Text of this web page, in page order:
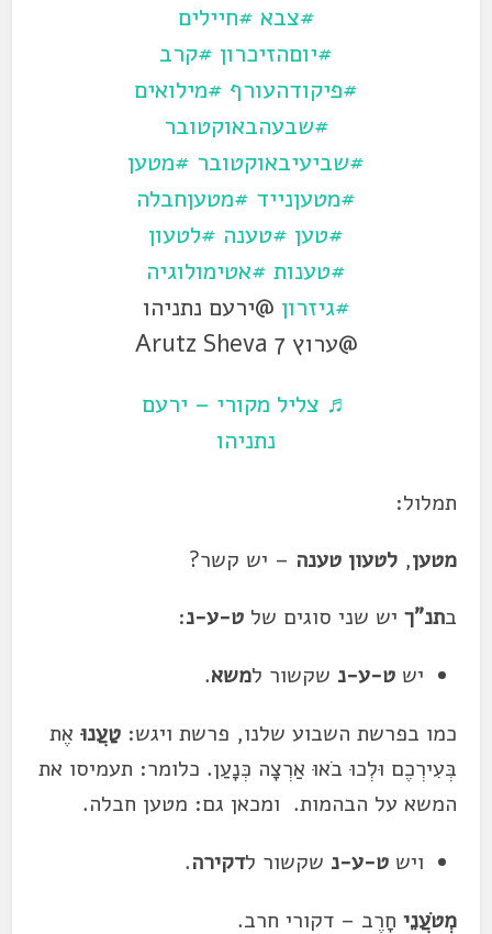
#צבא #חיילים
#יוםהזיכרון #קרב
#פיקודהעורף #מילואים
#שבעהבאוקטובר
#שביעיבאוקטובר #מטען
#מטעןנייד #מטעןחבלה
#טען #טענה #לטעון
#טענות #אטימולוגיה
#גיזרון @ירעם נתניהו
@ערוץ 7 Arutz Sheva
♬ צליל מקורי – ירעם
נתניהו
תמלול:
מטען,לטעון טענה – יש קשר?
בתנ"ך יש שני סוגים של ט-ע-נ:
ישט-ע-נ שקשור למשא.
כמו בפרשת השבוע שלנו, פרשת ויגש:טַעֲנוּ אֶת
בְּעִירְכֶם וּלְכוּ בֹאוּ אַרְצָה כְּנָעַן. כלומר: תעמיסו את
המשא על הבהמות. ומכאן גם: מטען חבלה.
וישט-ע-נ שקשור לדקירה.
מְטֹעֲנֵי חָרֶב – דקורי חרב.